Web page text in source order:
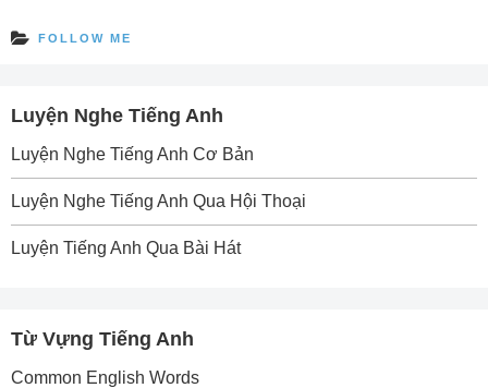
FOLLOW ME
Luyện Nghe Tiếng Anh
Luyện Nghe Tiếng Anh Cơ Bản
Luyện Nghe Tiếng Anh Qua Hội Thoại
Luyện Tiếng Anh Qua Bài Hát
Từ Vựng Tiếng Anh
Common English Words